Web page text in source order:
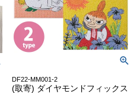
DF22-MM001-2
(取寄) ダイヤモンドフィックス